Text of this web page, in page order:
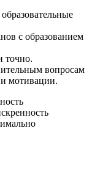
с образованием
точно.
вопросам
мотивации.